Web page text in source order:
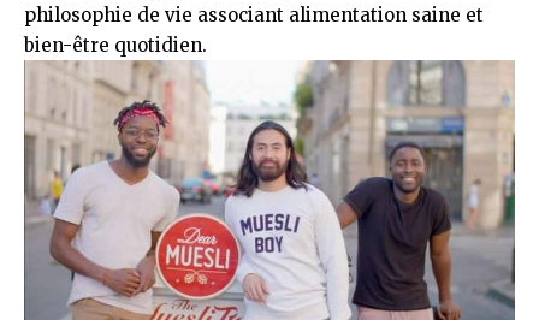
philosophie de vie associant alimentation saine et
bien-être quotidien.